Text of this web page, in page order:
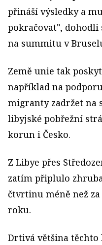
přináší výsledky a
pokračovat",
na summitu v
Země unie tak
například na
migranty zadržet na
libyjské pobřežní
korun i Česko.
Z Libye přes
zatím připlulo
čtvrtinu méně než
roku.
Drtivá většina